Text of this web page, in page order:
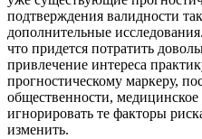
подтверждения валидности
дополнительные
что придется потратить
привлечение интереса
прогностическому маркеру,
общественности,
игнорировать те факторы
изменить.